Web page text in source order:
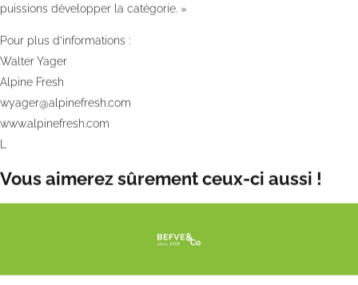
puissions développer la catégorie. »
Pour plus d’informations :
Walter Yager
Alpine Fresh
wyager@alpinefresh.com
www.alpinefresh.com
L
Vous aimerez sûrement ceux-ci aussi !